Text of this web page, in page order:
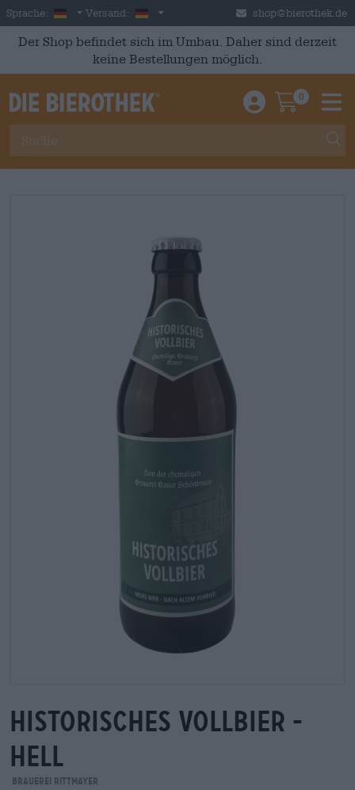
Skip to main content
Sprache: German
Versand: Deutschland shop@bierothek.de
Der Shop befindet sich im Umbau. Daher sind derzeit
keine Bestellungen möglich.
Einloggen /
0
historisches vollbier -
hell
Brauerei Rittmayer